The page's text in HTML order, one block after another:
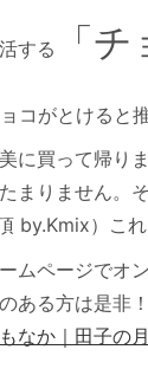
する
「
ョコがとけると
に買って帰り
まりません。
by.Kmix）これ
ムページでオ
ある方は是非
なか｜田子の